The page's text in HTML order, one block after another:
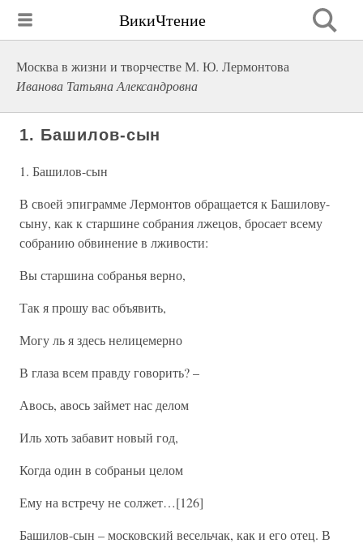
ВикиЧтение
Москва в жизни и творчестве М. Ю. Лермонтова
Иванова Татьяна Александровна
1. Башилов-сын
1. Башилов-сын
В своей эпиграмме Лермонтов обращается к Башилову-
сыну, как к старшине собрания лжецов, бросает всему
собранию обвинение в лживости:
Вы старшина собранья верно,
Так я прошу вас объявить,
Могу ль я здесь нелицемерно
В глаза всем правду говорить? –
Авось, авось займет нас делом
Иль хоть забавит новый год,
Когда один в собраньи целом
Ему на встречу не солжет…[126]
Башилов-сын – московский весельчак, как и его отец. В